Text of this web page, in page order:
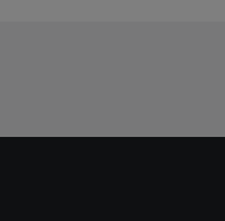
à tout moment